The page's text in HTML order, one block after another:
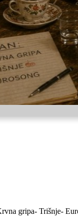
gripa- Trišnje-